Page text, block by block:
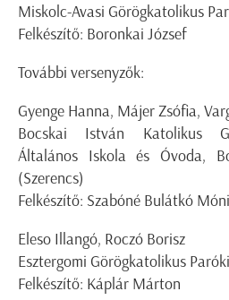
Miskolc-Avasi Görögkatolikus
Felkészítő: Boronkai József
További versenyzők:
Gyenge Hanna, Májer Zsófia,
Bocskai István Katolikus
Általános Iskola és Óvoda,
(Szerencs)
Felkészítő: Szabóné Bulátkó
Eleso Illangó, Roczó Borisz
Esztergomi Görögkatolikus
Felkészítő: Káplár Márton